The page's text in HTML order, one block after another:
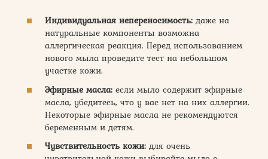
Индивидуальная непереносимость: даже на
натуральные компоненты возможна
аллергическая реакция. Перед использованием
нового мыла проведите тест на небольшом
участке кожи.
Эфирные масла: если мыло содержит эфирные
масла, убедитесь, что у вас нет на них аллергии.
Некоторые эфирные масла не рекомендуются
беременным и детям.
Чувствительность кожи: для очень